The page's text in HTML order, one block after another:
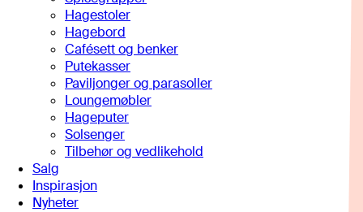
Hagestoler
Hagebord
Cafésett og benker
Putekasser
Paviljonger og parasoller
Loungemøbler
Hageputer
Solsenger
Tilbehør og vedlikehold
Salg
Inspirasjon
Nyheter